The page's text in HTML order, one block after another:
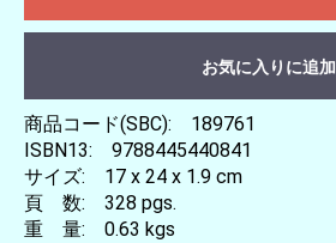
お気に入りに追加
商品コード(SBC): 189761
ISBN13: 9788445440841
サイズ: 17 x 24 x 1.9 cm
頁 数: 328 pgs.
重 量: 0.63 kgs